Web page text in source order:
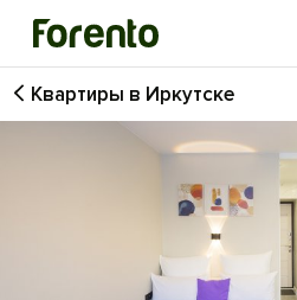
Войти
История просмотра
Квартиры в Иркутске